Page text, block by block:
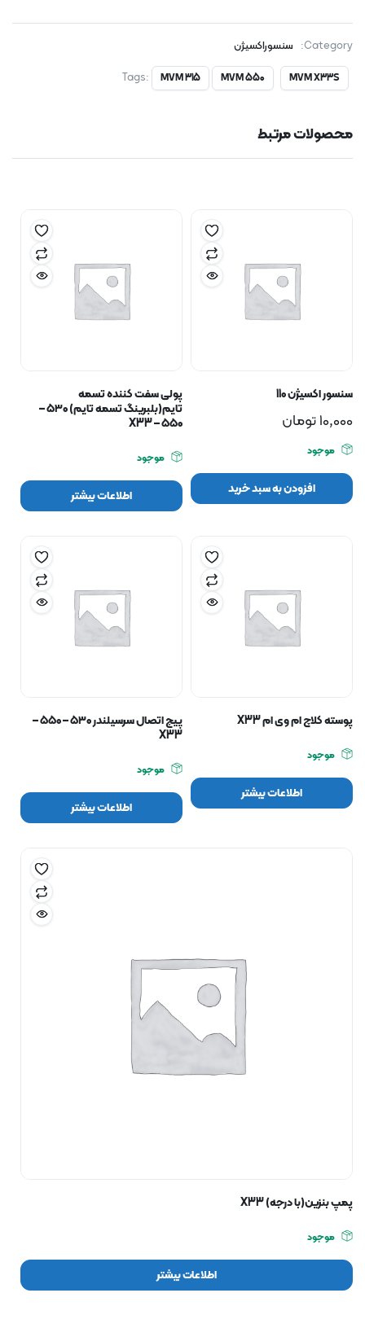
Category:
سنسوراکسیژن
Tags:
MVM 315 MVM 550 MVM X33S
محصولات مرتبط
سنسور اکسیژن 110
10,000تومان
موجود
افزودن به سبد خرید
پولی سفت کننده تسمه
تایم(بلبرینگ تسمه تایم) ۵۳۰ –
۵۵۰ – X33
موجود
اطلاعات بیشتر
پوسته کلاچ ام وی ام X33
موجود
اطلاعات بیشتر
پیچ اتصال سرسیلندر ۵۳۰ – ۵۵۰ –
X33
موجود
اطلاعات بیشتر
پمپ بنزین(با درجه) X33
موجود
اطلاعات بیشتر